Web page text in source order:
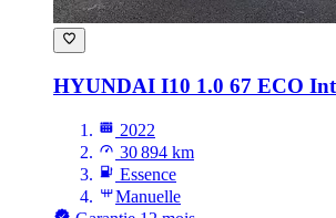
HYUNDAI I10 1.0 67 ECO
2022
30 894 km
Essence
Manuelle